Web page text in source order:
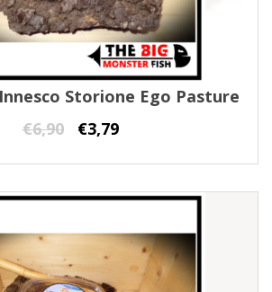
Storione Ego Pasture
€6,90 €3,79